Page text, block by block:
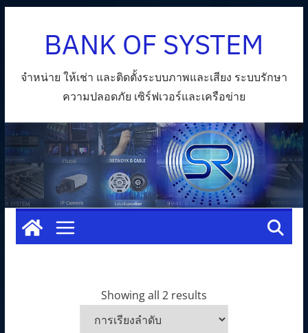
BANK OF SYSTEM
จำหน่าย ให้เช่า และติดตั้งระบบภาพและเสียง ระบบรักษา
ความปลอดภัย เซิร์ฟเวอร์และเครือข่าย
Showing all 2 results